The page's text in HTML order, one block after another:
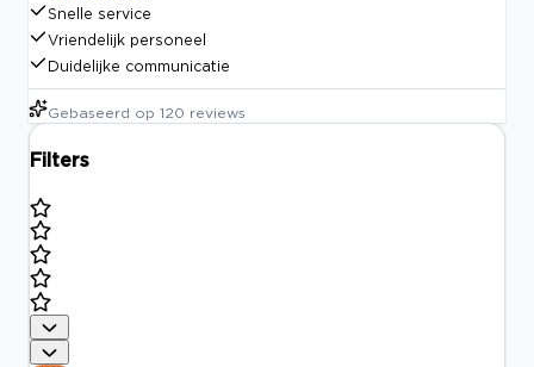
Snelle service
Vriendelijk personeel
Duidelijke communicatie
Gebaseerd op 120 reviews
Filters